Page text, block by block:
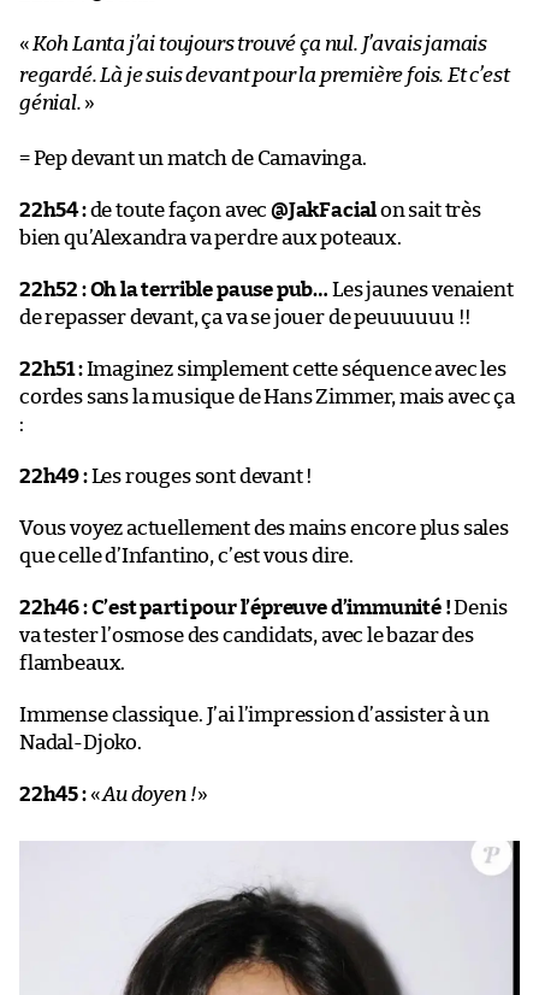
« Koh Lanta j’ai toujours trouvé ça nul. J’avais jamais
regardé. Là je suis devant pour la première fois. Et c’est
génial. »
= Pep devant un match de Camavinga.
22h54 :de toute façon avec @JakFacialon sait très
bien qu’Alexandra va perdre aux poteaux.
22h52 :Oh la terrible pause pub… Les jaunes venaient
de repasser devant, ça va se jouer de peuuuuuu !!
22h51 :Imaginez simplement cette séquence avec les
cordes sans la musique de Hans Zimmer, mais avec ça
:
22h49 :Les rouges sont devant !
Vous voyez actuellement des mains encore plus sales
que celle d’Infantino, c’est vous dire.
22h46 :C’est parti pour l’épreuve d’immunité !Denis
va tester l’osmose des candidats, avec le bazar des
flambeaux.
Immense classique. J’ai l’impression d’assister à un
Nadal-Djoko.
22h45 :«Au doyen !»